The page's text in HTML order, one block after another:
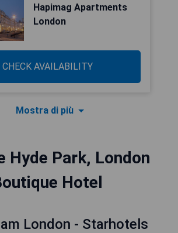
Hapimag Apartments
London
CHECK AVAILABILITY
Mostra di più
Hyde Park, London
Hotel
London - Starhotels